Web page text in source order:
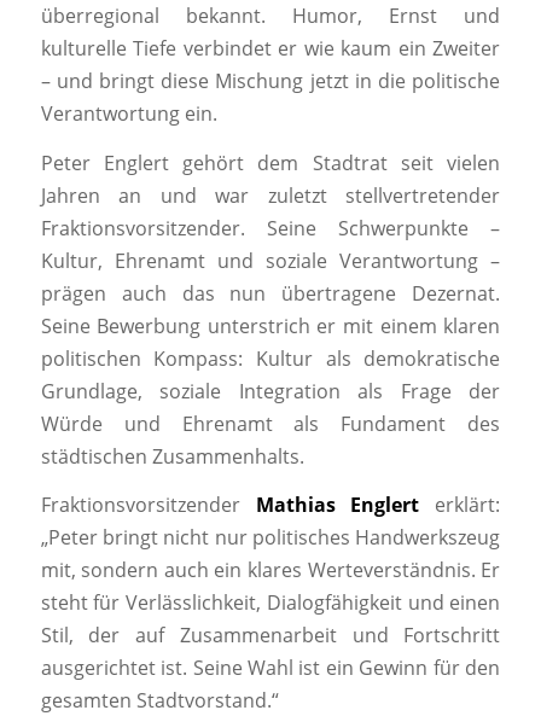
überregional bekannt. Humor, Ernst und
kulturelle Tiefe verbindet er wie kaum ein Zweiter
– und bringt diese Mischung jetzt in die politische
Verantwortung ein.
Peter Englert gehört dem Stadtrat seit vielen
Jahren an und war zuletzt stellvertretender
Fraktionsvorsitzender. Seine Schwerpunkte –
Kultur, Ehrenamt und soziale Verantwortung –
prägen auch das nun übertragene Dezernat.
Seine Bewerbung unterstrich er mit einem klaren
politischen Kompass: Kultur als demokratische
Grundlage, soziale Integration als Frage der
Würde und Ehrenamt als Fundament des
städtischen Zusammenhalts.
Fraktionsvorsitzender Mathias Englert erklärt:
„Peter bringt nicht nur politisches Handwerkszeug
mit, sondern auch ein klares Werteverständnis. Er
steht für Verlässlichkeit, Dialogfähigkeit und einen
Stil, der auf Zusammenarbeit und Fortschritt
ausgerichtet ist. Seine Wahl ist ein Gewinn für den
gesamten Stadtvorstand.“